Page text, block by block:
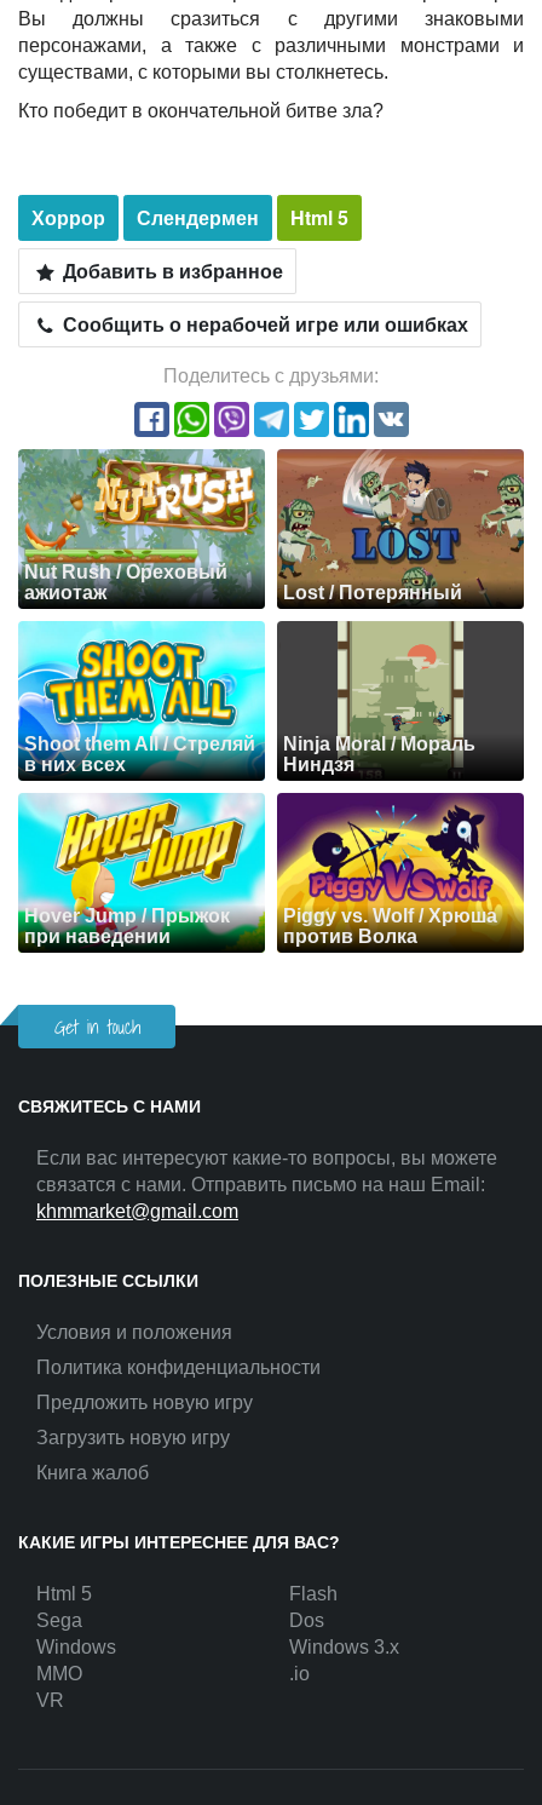
Вы должны сразиться с другими знаковыми
персонажами, а также с различными монстрами и
существами, с которыми вы столкнетесь.
Кто победит в окончательной битве зла?
Хоррор Слендермен
Html 5
Добавить в избранное
Сообщить о нерабочей игре или ошибках
Поделитесь с друзьями:
Nut Rush / Ореховый
ажиотаж
Lost / Потерянный
Shoot them All / Стреляй
в них всех
Ninja Moral / Мораль
Ниндзя
Hover Jump / Прыжок
при наведении
Piggy vs. Wolf / Хрюша
против Волка
Get in touch
СВЯЖИТЕСЬ С НАМИ
Если вас интересуют какие-то вопросы, вы можете
связатся с нами. Отправить письмо на наш Email:
khmmarket@gmail.com
ПОЛЕЗНЫЕ ССЫЛКИ
Условия и положения
Политика конфиденциальности
Предложить новую игру
Загрузить новую игру
Книга жалоб
КАКИЕ ИГРЫ ИНТЕРЕСНЕЕ ДЛЯ ВАС?
Html 5
Flash
Sega
Dos
Windows
Windows 3.x
MMO
.io
VR